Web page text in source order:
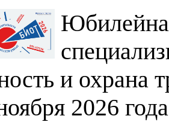
и охрана
2026